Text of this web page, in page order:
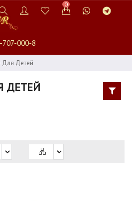
0
707-000-8
Для Детей
ДЕТЕЙ